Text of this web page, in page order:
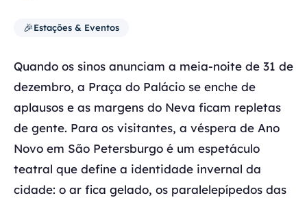
🎉Estações & Eventos
Quando os sinos anunciam a meia-noite de 31 de
dezembro, a Praça do Palácio se enche de
aplausos e as margens do Neva ficam repletas
de gente. Para os visitantes, a véspera de Ano
Novo em São Petersburgo é um espetáculo
teatral que define a identidade invernal da
cidade: o ar fica gelado, os paralelepípedos das